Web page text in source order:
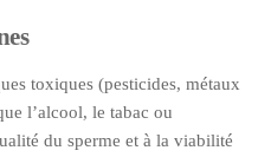
toxiques (pesticides, métaux
l’alcool, le tabac ou
du sperme et à la viabilité